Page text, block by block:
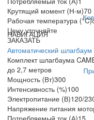
НАВИГАЦИЯ
Крутящий момент (Н-м)70
Рабочая температура (°C)
Цену уточняйте
ЗАКАЗАТЬ
Автоматический
Комплект шлагбаума
до 2,7 метров
Мощность (Вт)300
Интенсивность (%)100
Электропитание (В)120/
Напряжение питания